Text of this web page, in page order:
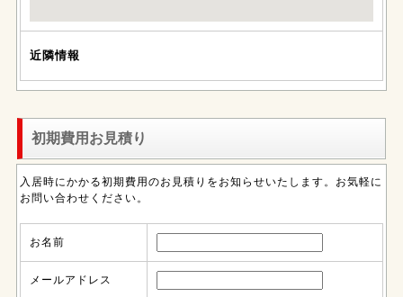
近隣情報
初期費用お見積り
入居時にかかる初期費用のお見積りをお知らせいたします。お気軽に
お問い合わせください。
お名前
メールアドレス